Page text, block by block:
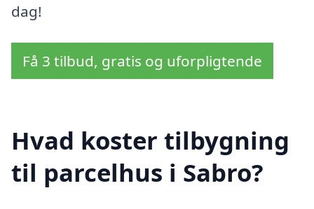
dag!
Få 3 tilbud, gratis og uforpligtende
Hvad koster tilbygning
til parcelhus i Sabro?